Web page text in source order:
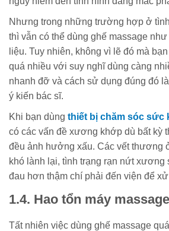
Nhưng trong những trường hợp ở
thì vẫn có thể dùng ghế massage
liệu. Tuy nhiên, không vì lẽ đó mà
quá nhiều với suy nghĩ dùng càng
nhanh đỡ và cách sử dụng đúng đó
ý kiến bác sĩ.
Khi bạn dùng thiết bị chăm sóc sức
có các vấn đề xương khớp dù bất kỳ
đều ảnh hưởng xấu. Các vết thương
khó lành lại, tình trạng rạn nứt xương
đau hơn thậm chí phải đến viện để
1.4. Hao tổn máy massage
Tất nhiên việc dùng ghế massage